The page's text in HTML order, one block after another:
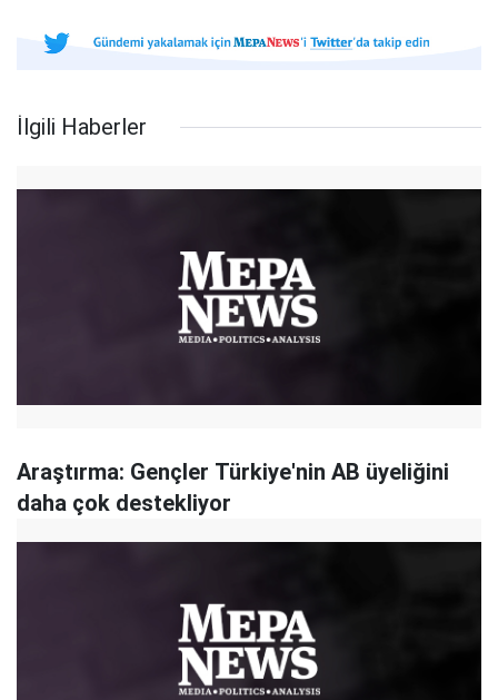
İlgili Haberler
Araştırma: Gençler Türkiye'nin AB üyeliğini
daha çok destekliyor